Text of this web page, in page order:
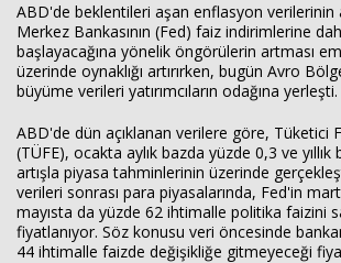
ABD'de beklentileri aşan enflasyon verilerinin
Merkez Bankasının (Fed) faiz indirimlerine
başlayacağına yönelik öngörülerin artması
üzerinde oynaklığı artırırken, bugün Avro
büyüme verileri yatırımcıların odağına yerleşti.
ABD'de dün açıklanan verilere göre, Tüketici
(TÜFE), ocakta aylık bazda yüzde 0,3 ve yıllık
artışla piyasa tahminlerinin üzerinde
verileri sonrası para piyasalarında, Fed'in
mayısta da yüzde 62 ihtimalle politika faizini
fiyatlanıyor. Söz konusu veri öncesinde
44 ihtimalle faizde değişikliğe gitmeyeceği